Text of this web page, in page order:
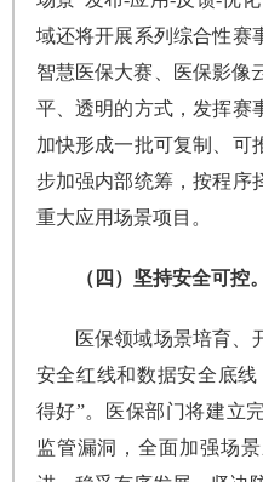
域还将开展系列综合性赛
智慧医保大赛、医保影像
平、透明的方式，发挥赛
加快形成一批可复制、可
步加强内部统筹，按程序
重大应用场景项目。
（四）坚持安全可控。
医保领域场景培育、
安全红线和数据安全底线
得好”。医保部门将建立
监管漏洞，全面加强场